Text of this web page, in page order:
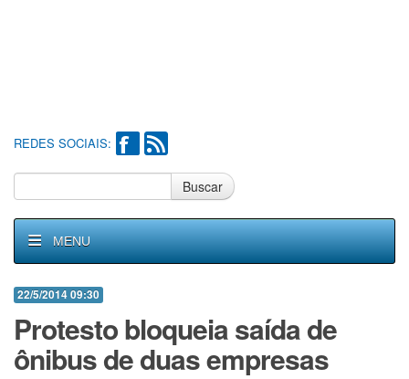
REDES SOCIAIS:
Buscar
MENU
22/5/2014 09:30
Protesto bloqueia saída de
ônibus de duas empresas